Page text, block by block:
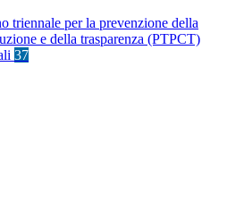
triennale per la prevenzione della
e della trasparenza (PTPCT)
37